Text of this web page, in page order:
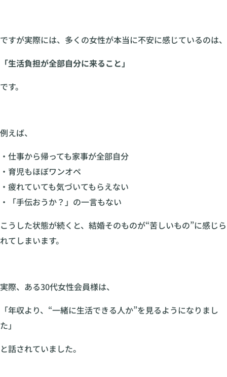
ですが実際には、多くの女性が本当に不安に感じているのは、
「生活負担が全部自分に来ること」
です。
例えば、
・仕事から帰っても家事が全部自分
・育児もほぼワンオペ
・疲れていても気づいてもらえない
・「手伝おうか？」の一言もない
こうした状態が続くと、結婚そのものが“苦しいもの”に感じら
れてしまいます。
実際、ある30代女性会員様は、
「年収より、“一緒に生活できる人か”を見るようになりまし
た」
と話されていました。